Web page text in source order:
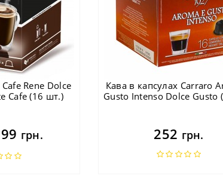
Rene Dolce
Cafe (16 шт.)
грн.
Кава в капсулах Carraro
Gusto Intenso Dolce Gusto
252 грн.